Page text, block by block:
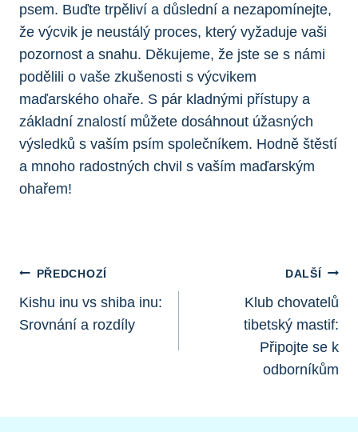
psem. Buďte trpěliví a důslední a nezapomínejte,
že výcvik je neustálý proces, který vyžaduje vaši
pozornost a snahu. Děkujeme, že jste se s námi
podělili o vaše zkušenosti s výcvikem
maďarského ohaře. S pár kladnými přístupy a
základní znalostí můžete dosáhnout úžasných
výsledků s vaším psím společníkem. Hodně štěstí
a mnoho radostných chvil s vaším maďarským
ohařem!
Navigace
Pro
Příspěvek
PŘEDCHOZÍ
Kishu inu vs shiba inu:
Srovnání a rozdíly
DALŠÍ
Klub chovatelů
tibetský mastif:
Připojte se k
odborníkům